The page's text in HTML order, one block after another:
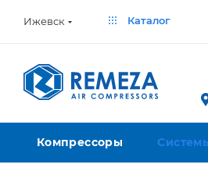
Ижевск Каталог
Компрессоры